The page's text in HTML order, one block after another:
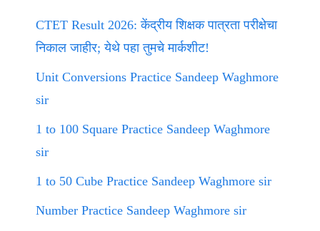
CTET Result 2026: केंद्रीय शिक्षक पात्रता परीक्षेचा
निकाल जाहीर; येथे पहा तुमचे मार्कशीट!
Unit Conversions Practice Sandeep Waghmore
sir
1 to 100 Square Practice Sandeep Waghmore
sir
1 to 50 Cube Practice Sandeep Waghmore sir
Number Practice Sandeep Waghmore sir